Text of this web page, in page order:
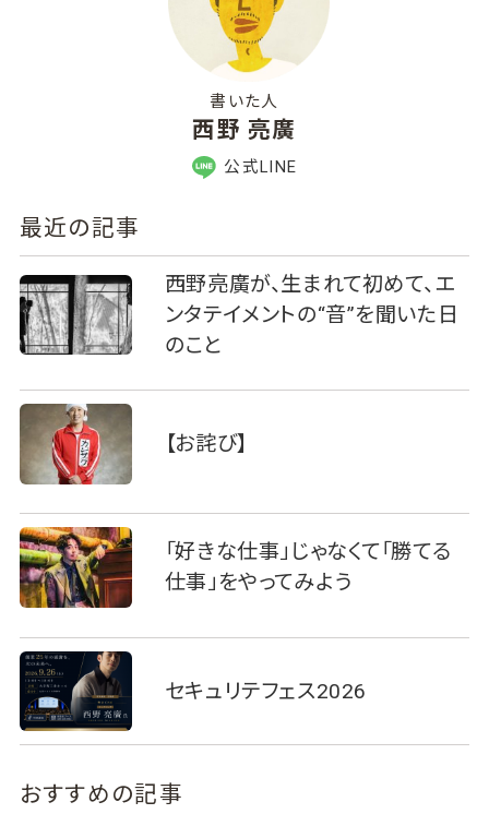
書いた人
西野 亮廣
公式LINE
最近の記事
西野亮廣が、生まれて初めて、エ
ンタテイメントの“音”を聞いた日
のこと
【お詫び】
「好きな仕事」じゃなくて「勝てる
仕事」をやってみよう
セキュリテフェス2026
おすすめの記事